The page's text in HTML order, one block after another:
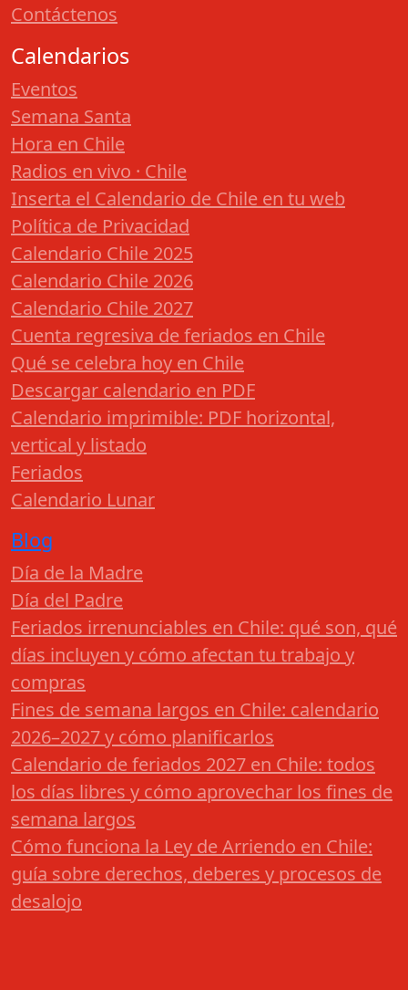
Contáctenos
Calendarios
Eventos
Semana Santa
Hora en Chile
Radios en vivo · Chile
Inserta el Calendario de Chile en tu web
Política de Privacidad
Calendario Chile 2025
Calendario Chile 2026
Calendario Chile 2027
Cuenta regresiva de feriados en Chile
Qué se celebra hoy en Chile
Descargar calendario en PDF
Calendario imprimible: PDF horizontal,
vertical y listado
Feriados
Calendario Lunar
Blog
Día de la Madre
Día del Padre
Feriados irrenunciables en Chile: qué son, qué
días incluyen y cómo afectan tu trabajo y
compras
Fines de semana largos en Chile: calendario
2026–2027 y cómo planificarlos
Calendario de feriados 2027 en Chile: todos
los días libres y cómo aprovechar los fines de
semana largos
Cómo funciona la Ley de Arriendo en Chile:
guía sobre derechos, deberes y procesos de
desalojo